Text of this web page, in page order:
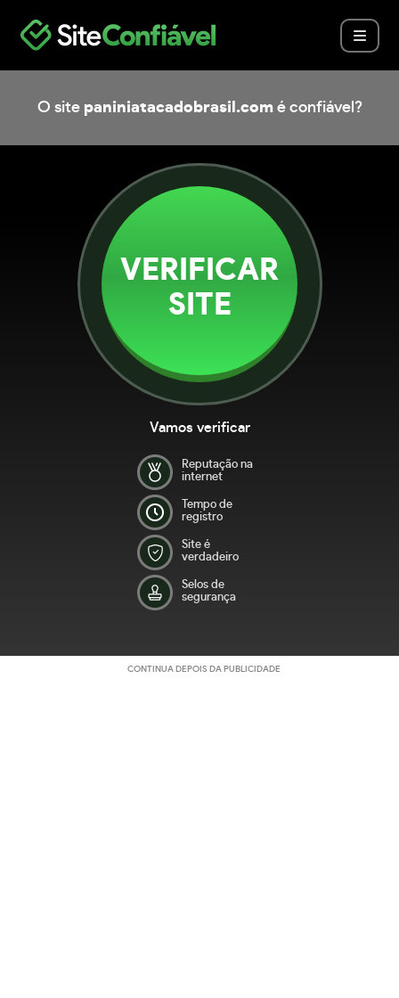
O site paniniatacadobrasil.com é confiável?
VERIFICAR
SITE
Vamos verificar
Reputação na
internet
Tempo de
registro
Site é
verdadeiro
Selos de
segurança
CONTINUA DEPOIS DA PUBLICIDADE